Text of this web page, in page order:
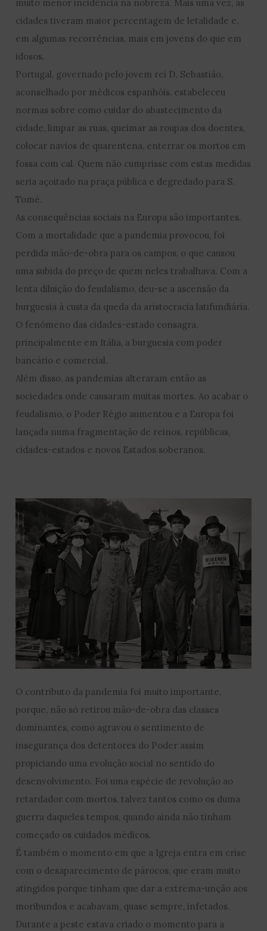
muito menor incidência na nobreza. Mais uma vez, as
cidades tiveram maior percentagem de letalidade e,
em algumas recorrências, mais em jovens do que em
idosos.
Portugal, governado pelo jovem rei D. Sebastião,
aconselhado por médicos espanhóis, estabeleceu
normas sobre como cuidar do abastecimento da
cidade, limpar as ruas, queimar as roupas dos doentes,
colocar navios de quarentena, enterrar os mortos em
fossa com cal. Quem não cumprisse com estas medidas
seria açoitado na praça pública e degredado para S.
Tomé.
As consequências sociais na Europa são importantes.
Com a mortalidade que a pandemia provocou, foi
perdida mão-de-obra para os campos, o que causou
uma subida do preço de quem neles trabalhava. Com a
lenta diluição do feudalismo, deu-se a ascensão da
burguesia à custa da queda da aristocracia latifundiária.
O fenómeno das cidades-estado consagra,
principalmente em Itália, a burguesia com poder
bancário e comercial.
Além disso, as pandemias alteraram então as
sociedades onde causaram muitas mortes. Ao acabar o
feudalismo, o Poder Régio aumentou e a Europa foi
lançada numa fragmentação de reinos, repúblicas,
cidades-estados e novos Estados soberanos.
O contributo da pandemia foi muito importante,
porque, não só retirou mão-de-obra das classes
dominantes, como agravou o sentimento de
insegurança dos detentores do Poder assim
propiciando uma evolução social no sentido do
desenvolvimento. Foi uma espécie de revolução ao
retardador com mortos, talvez tantos como os duma
guerra daqueles tempos, quando ainda não tinham
começado os cuidados médicos.
É também o momento em que a Igreja entra em crise
com o desaparecimento de párocos, que eram muito
atingidos porque tinham que dar a extrema-unção aos
moribundos e acabavam, quase sempre, infetados.
Durante a peste estava criado o momento para a